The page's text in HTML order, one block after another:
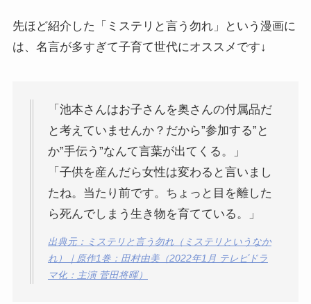
先ほど紹介した「ミステリと言う勿れ」という漫画に
は、名言が多すぎて子育て世代にオススメです↓
「池本さんはお子さんを奥さんの付属品だ
と考えていませんか？だから”参加する”と
か”手伝う”なんて言葉が出てくる。」
「子供を産んだら女性は変わると言いまし
たね。当たり前です。ちょっと目を離した
ら死んでしまう生き物を育てている。」
出典元：ミステリと言う勿れ（ミステリというなか
れ）｜原作1巻：田村由美（2022年1月 テレビドラ
マ化：主演 菅田将暉）